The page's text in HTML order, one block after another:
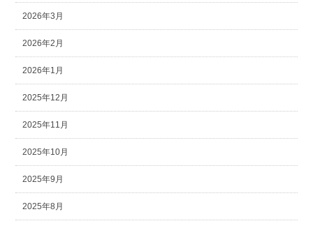
2026年3月
2026年2月
2026年1月
2025年12月
2025年11月
2025年10月
2025年9月
2025年8月